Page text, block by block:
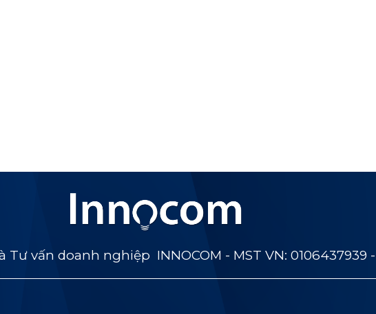
vấn doanh nghiệp INNOCOM - MST VN: 0106437939